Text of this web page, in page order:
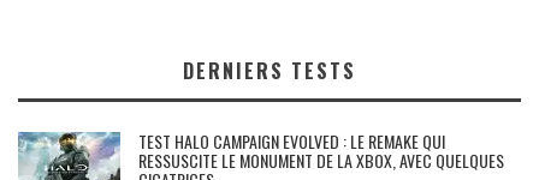
DERNIERS TESTS
TEST HALO CAMPAIGN EVOLVED : LE REMAKE QUI
RESSUSCITE LE MONUMENT DE LA XBOX, AVEC QUELQUES